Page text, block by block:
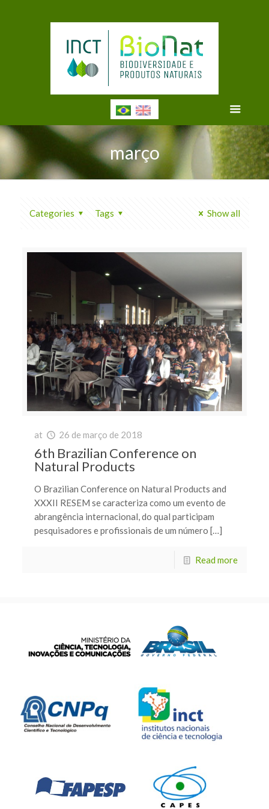
março
Categories Tags Show all
at 26 de março de 2018
6th Brazilian Conference on
Natural Products
O Brazilian Conference on Natural Products and
XXXII RESEM se caracteriza como um evento de
abrangência internacional, do qual participam
pesquisadores e profissionais de um número […]
Read more